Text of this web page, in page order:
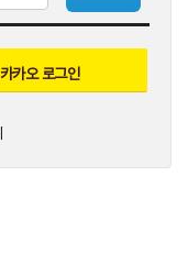
카카오로그인